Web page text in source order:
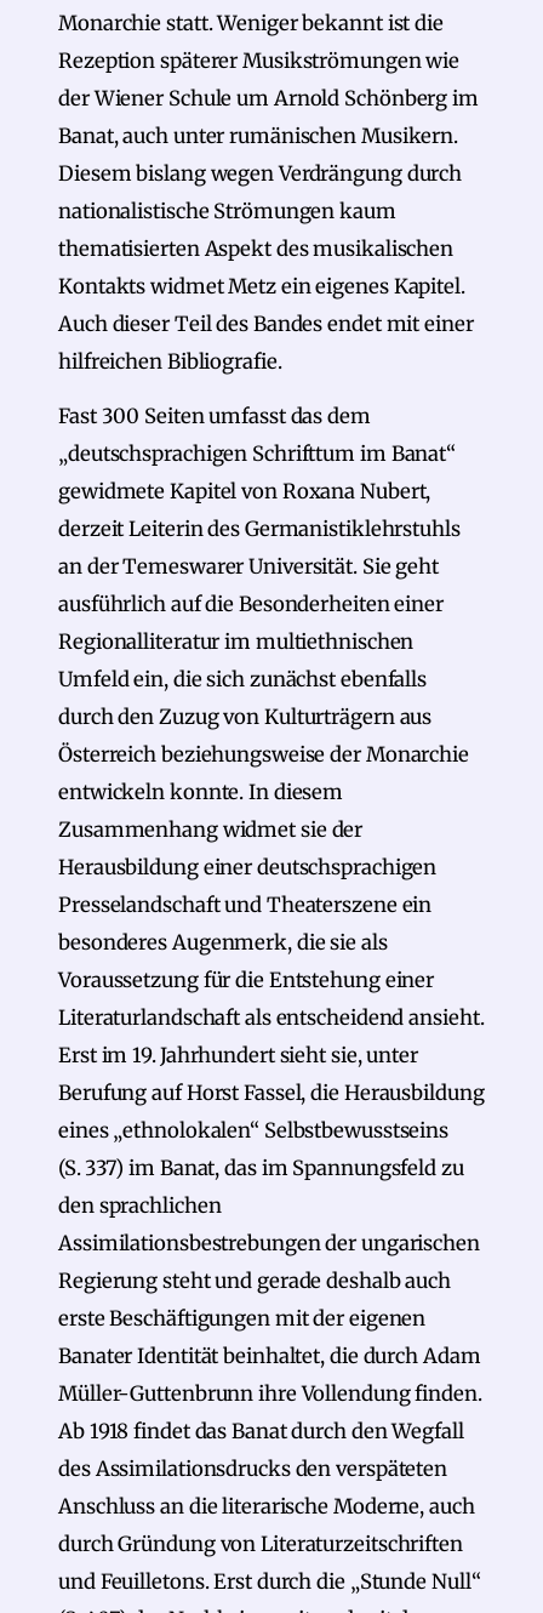
Monarchie statt. Weniger bekannt ist die
Rezeption späterer Musikströmungen wie
der Wiener Schule um Arnold Schönberg im
Banat, auch unter rumänischen Musikern.
Diesem bislang wegen Verdrängung durch
nationalistische Strömungen kaum
thematisierten Aspekt des musikalischen
Kontakts widmet Metz ein eigenes Kapitel.
Auch dieser Teil des Bandes endet mit einer
hilfreichen Bibliografie.
Fast 300 Seiten umfasst das dem
„deutschsprachigen Schrifttum im Banat“
gewidmete Kapitel von Roxana Nubert,
derzeit Leiterin des Germanistiklehrstuhls
an der Temeswarer Universität. Sie geht
ausführlich auf die Besonderheiten einer
Regionalliteratur im multiethnischen
Umfeld ein, die sich zunächst ebenfalls
durch den Zuzug von Kulturträgern aus
Österreich beziehungsweise der Monarchie
entwickeln konnte. In diesem
Zusammenhang widmet sie der
Herausbildung einer deutschsprachigen
Presselandschaft und Theaterszene ein
besonderes Augenmerk, die sie als
Voraussetzung für die Entstehung einer
Literaturlandschaft als entscheidend ansieht.
Erst im 19. Jahrhundert sieht sie, unter
Berufung auf Horst Fassel, die Herausbildung
eines „ethnolokalen“ Selbstbewusstseins
(S. 337) im Banat, das im Spannungsfeld zu
den sprachlichen
Assimilationsbestrebungen der ungarischen
Regierung steht und gerade deshalb auch
erste Beschäftigungen mit der eigenen
Banater Identität beinhaltet, die durch Adam
Müller-Guttenbrunn ihre Vollendung finden.
Ab 1918 findet das Banat durch den Wegfall
des Assimilationsdrucks den verspäteten
Anschluss an die literarische Moderne, auch
durch Gründung von Literaturzeitschriften
und Feuilletons. Erst durch die „Stunde Null“